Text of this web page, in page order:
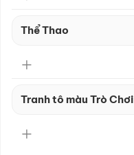
Thể Thao
Tranh tô màu Trò Chơi